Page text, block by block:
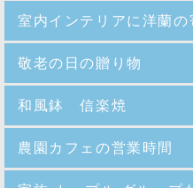
室内インテリアに洋蘭の
敬老の日の贈り物
和風鉢 信楽焼
農園カフェの営業時間